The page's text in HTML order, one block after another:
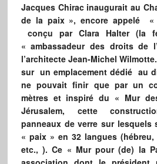
Jacques Chirac inaugurait au
de la paix », encore appelé
conçu par Clara Halter (la
« ambassadeur des droits de
l’architecte Jean-Michel
sur un emplacement dédié au
ne pouvait finir que par un
mètres et inspiré du « Mur
Jérusalem, cette
panneaux de verre sur
« paix » en 32 langues
etc., ). Ce « Mur pour (de) la